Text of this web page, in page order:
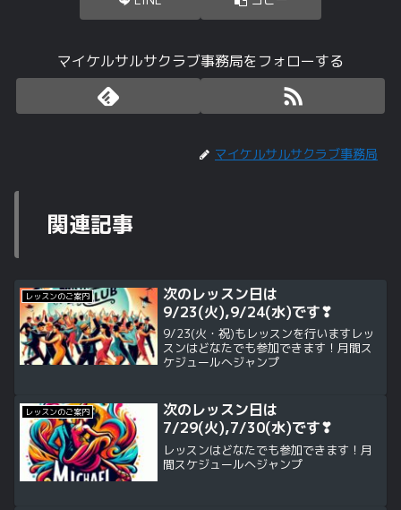
マイケルサルサクラブ事務局をフォローする
マイケルサルサクラブ事務局
関連記事
レッスンのご案内
次のレッスン日は
9/23(火),9/24(水)です❣
9/23(火・祝)もレッスンを行いますレッ
スンはどなたでも参加できます！月間ス
ケジュールへジャンプ
レッスンのご案内
次のレッスン日は
7/29(火),7/30(水)です❣
レッスンはどなたでも参加できます！月
間スケジュールへジャンプ